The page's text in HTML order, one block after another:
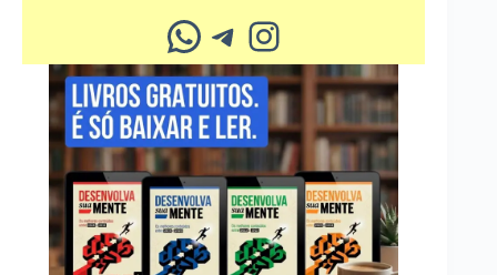
Whatsapp Telegram Instagram